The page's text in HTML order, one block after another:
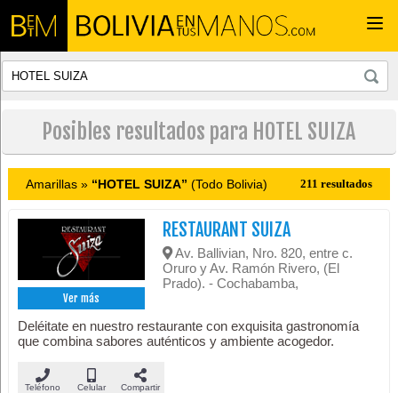
Posibles resultados para HOTEL SUIZA
Amarillas » “HOTEL SUIZA” (Todo Bolivia) 211 resultados
Ver más
RESTAURANT SUIZA
Av. Ballivian, Nro. 820, entre c.
Oruro y Av. Ramón Rivero, (El
Prado). - Cochabamba,
Deléitate en nuestro restaurante con exquisita gastronomía
que combina sabores auténticos y ambiente acogedor.
Teléfono Celular Compartir